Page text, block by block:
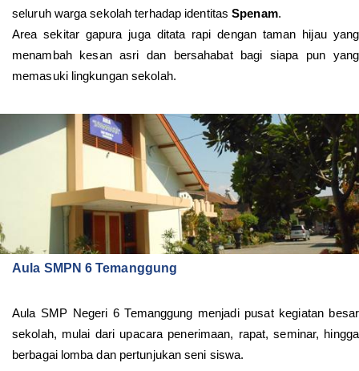
seluruh warga sekolah terhadap identitasSpenam.
Area sekitar gapura juga ditata rapi dengan taman hijau yang
menambah kesan asri dan bersahabat bagi siapa pun yang
memasuki lingkungan sekolah.
Aula SMPN 6 Temanggung
Aula SMP Negeri 6 Temanggung menjadi pusat kegiatan besar
sekolah, mulai dari upacara penerimaan, rapat, seminar, hingga
berbagai lomba dan pertunjukan seni siswa.